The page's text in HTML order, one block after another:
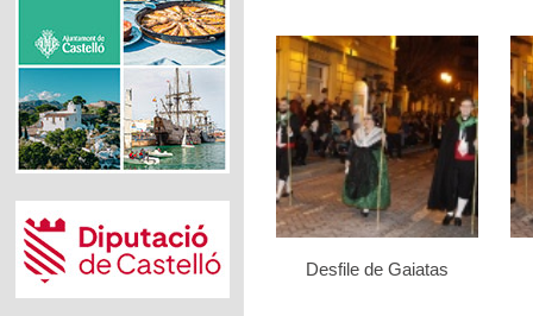
Desfile de Gaiatas